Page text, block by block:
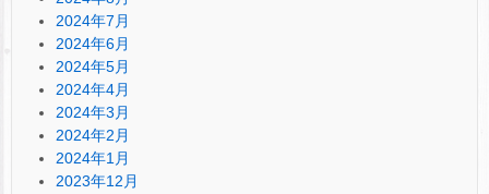
2024年7月
2024年6月
2024年5月
2024年4月
2024年3月
2024年2月
2024年1月
2023年12月